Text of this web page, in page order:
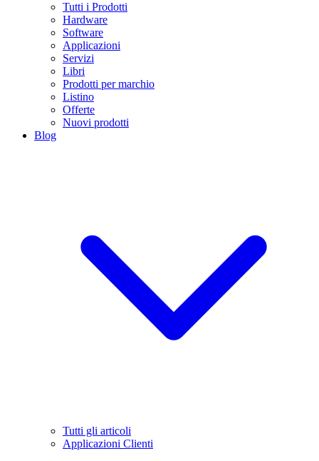
Tutti i Prodotti
Hardware
Software
Applicazioni
Servizi
Libri
Prodotti per marchio
Listino
Offerte
Nuovi prodotti
Blog
Tutti gli articoli
Applicazioni Clienti